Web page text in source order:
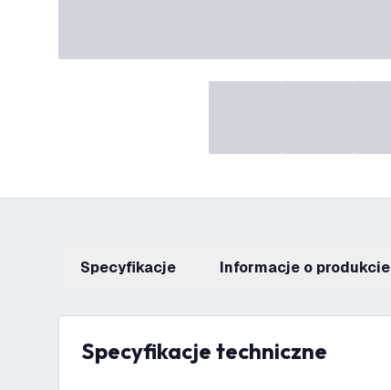
Specyfikacje informacje o produkcie
Specyfikacje techniczne